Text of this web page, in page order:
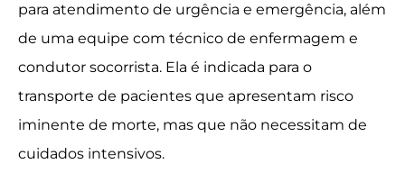
para atendimento de urgência e emergência, além
de uma equipe com técnico de enfermagem e
condutor socorrista. Ela é indicada para o
transporte de pacientes que apresentam risco
iminente de morte, mas que não necessitam de
cuidados intensivos.